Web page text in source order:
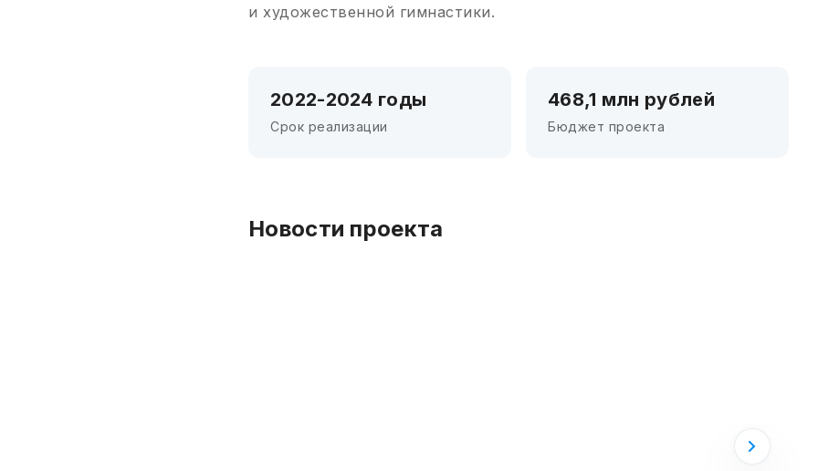
и художественной гимнастики.
2022-2024 годы
Срок реализации
468,1 млн рублей
Бюджет проекта
Новости проекта